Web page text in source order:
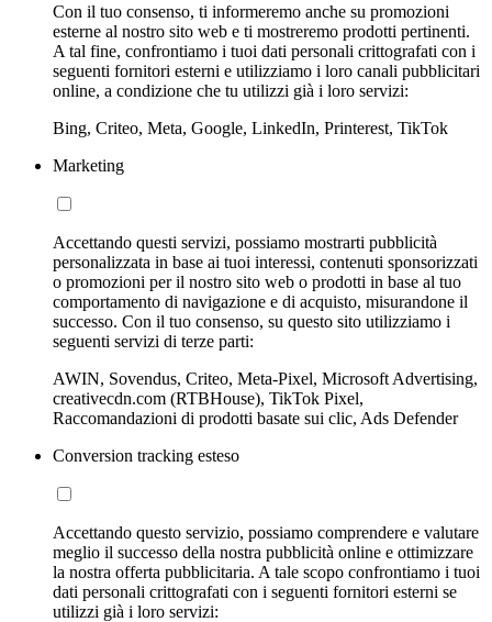
Con il tuo consenso, ti informeremo anche su promozioni
esterne al nostro sito web e ti mostreremo prodotti pertinenti.
A tal fine, confrontiamo i tuoi dati personali crittografati con i
seguenti fornitori esterni e utilizziamo i loro canali pubblicitari
online, a condizione che tu utilizzi già i loro servizi:
Bing, Criteo, Meta, Google, LinkedIn, Printerest, TikTok
Marketing
Accettando questi servizi, possiamo mostrarti pubblicità
personalizzata in base ai tuoi interessi, contenuti sponsorizzati
o promozioni per il nostro sito web o prodotti in base al tuo
comportamento di navigazione e di acquisto, misurandone il
successo. Con il tuo consenso, su questo sito utilizziamo i
seguenti servizi di terze parti:
AWIN, Sovendus, Criteo, Meta-Pixel, Microsoft Advertising,
creativecdn.com (RTBHouse), TikTok Pixel,
Raccomandazioni di prodotti basate sui clic, Ads Defender
Conversion tracking esteso
Accettando questo servizio, possiamo comprendere e valutare
meglio il successo della nostra pubblicità online e ottimizzare
la nostra offerta pubblicitaria. A tale scopo confrontiamo i tuoi
dati personali crittografati con i seguenti fornitori esterni se
utilizzi già i loro servizi: